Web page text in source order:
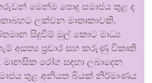
මෙන්ම පොදු සමාජය තුළ ද
ලක්වන මාතෘකාවකි.
සිදුවීම් මුල් කොට මාධ්‍ය
අසත්‍ය ප්‍රචාර සහ කරුණු විකෘති
රෝග සඳහා ලබාදෙන
තුළ අනියත බියක් නිර්මාණය